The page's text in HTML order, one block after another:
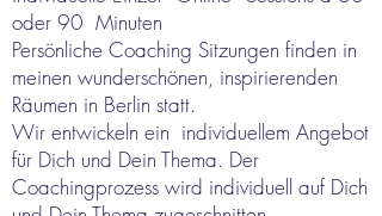
oder 90 Minuten
Persönliche Coaching Sitzungen finden in
meinen wunderschönen, inspirierenden
Räumen in Berlin statt.
Wir entwickeln ein individuellem Angebot
für Dich und Dein Thema. Der
Coachingprozess wird individuell auf Dich